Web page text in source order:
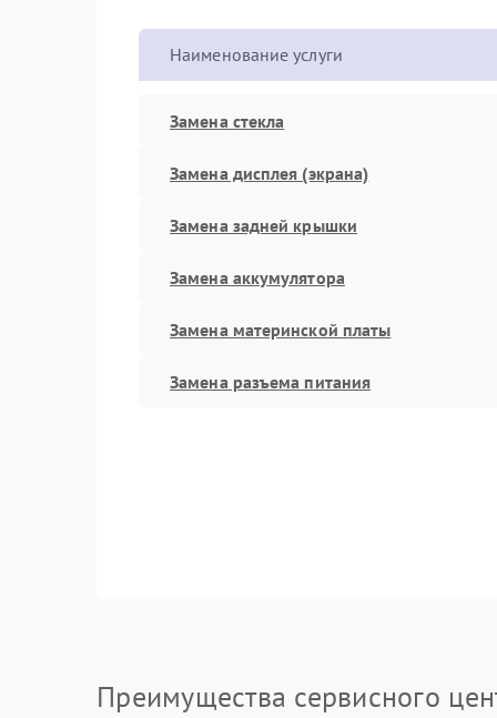
Наименование услуги
Замена стекла
Замена дисплея (экрана)
Замена задней крышки
Замена аккумулятора
Замена материнской платы
Замена разъема питания
Преимущества сервисного